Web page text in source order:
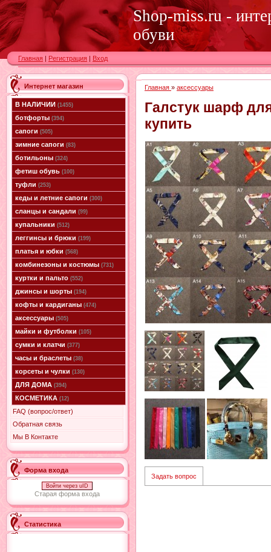
Shop-miss.ru -
обуви
Главная | Регистрация | Вход
Интернет магазин
В НАЛИЧИИ (1455)
ботфорты (394)
сапоги (505)
зимние сапоги (83)
ботильоны (324)
фетиш обувь (100)
туфли (253)
кеды и летние сапоги (300)
сланцы и сандали (99)
купальники (512)
леггинсы и брюки (199)
платья и юбки (568)
комбинезоны и костюмы (731)
куртки и пальто (552)
джинсы и шорты (194)
кофты и кардиганы (474)
аксессуары (505)
майки и футболки (105)
сумки и клатчи (377)
часы и браслеты (38)
корсеты и чулки (130)
ДЛЯ ДОМА (394)
КОСМЕТИКА (12)
FAQ (вопрос/ответ)
Обратная связь
Мы В Контакте
Форма входа
Войти через uID
Старая форма входа
Статистика
Главная » аксессуары
Галстук шарф
купить
Задать вопрос